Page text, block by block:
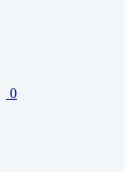
0